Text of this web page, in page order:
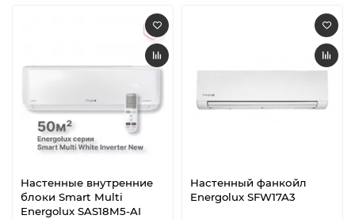
Настенные внутренние
блоки Smart Multi
Energolux SAS18M5-AI
Настенный фанкойл
Energolux SFW17A3